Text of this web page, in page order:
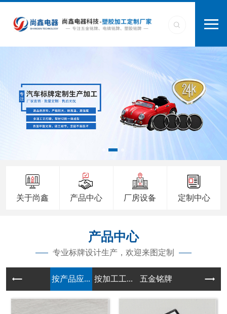
关于尚鑫 产品中心 厂房设备 定制中心
产品中心
专业标牌设计生产，欢迎来图定制
按产品应... 按加工工... 五金铭牌